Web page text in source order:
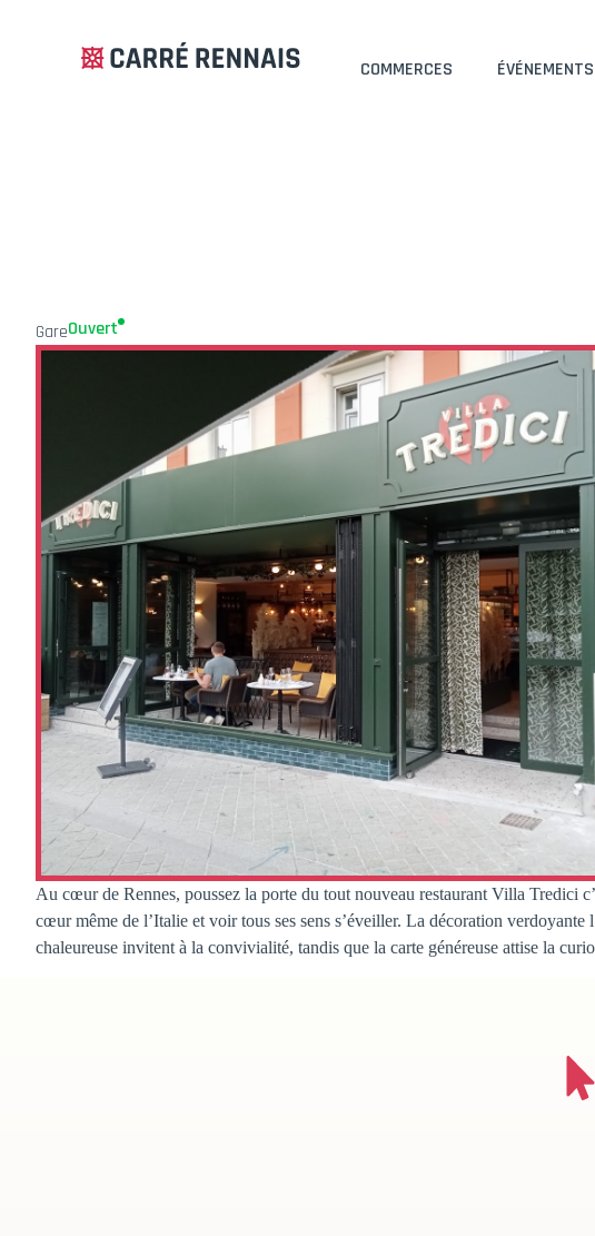
COMMERCES ÉVÉNEMENTS
GareOuvert
Au cœur de Rennes, poussez la porte du tout nouveau restaurant Villa Tredici
cœur même de l’Italie et voir tous ses sens s’éveiller. La décoration verdoyante
chaleureuse invitent à la convivialité, tandis que la carte généreuse attise la